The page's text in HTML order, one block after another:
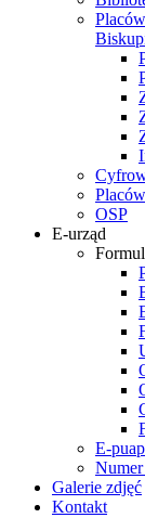
OSP
E-urząd
E-puap
Galerie zdjęć
Kontakt